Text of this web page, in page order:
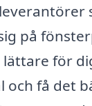
på
för
och få det